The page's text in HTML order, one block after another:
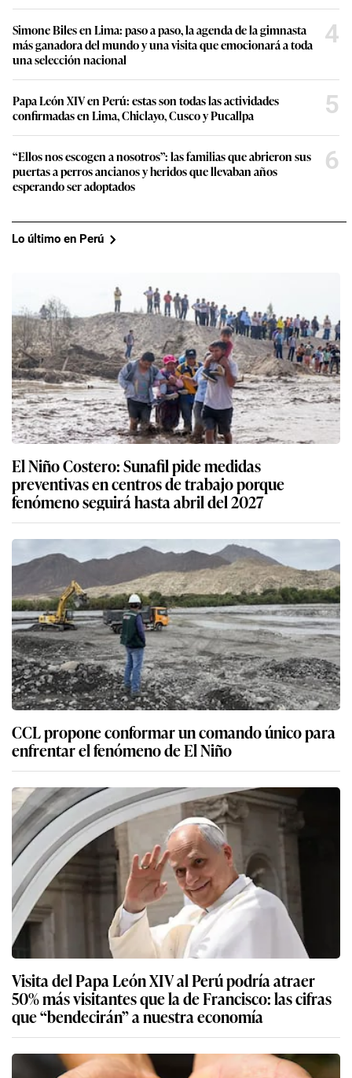
Simone Biles en Lima: paso a paso, la agenda de la gimnasta
más ganadora del mundo y una visita que emocionará a toda
una selección nacional
4
Papa León XIV en Perú: estas son todas las actividades
confirmadas en Lima, Chiclayo, Cusco y Pucallpa
5
“Ellos nos escogen a nosotros”: las familias que abrieron sus
puertas a perros ancianos y heridos que llevaban años
esperando ser adoptados
6
Lo último en Perú
El Niño Costero: Sunafil pide medidas
preventivas en centros de trabajo porque
fenómeno seguirá hasta abril del 2027
CCL propone conformar un comando único para
enfrentar el fenómeno de El Niño
Visita del Papa León XIV al Perú podría atraer
50% más visitantes que la de Francisco: las cifras
que “bendecirán” a nuestra economía